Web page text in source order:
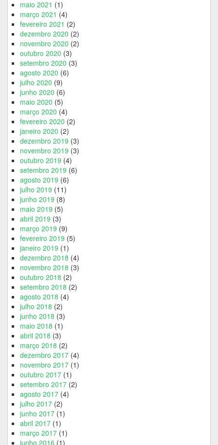
maio 2021 (1)
março 2021 (4)
fevereiro 2021 (2)
dezembro 2020 (2)
novembro 2020 (2)
outubro 2020 (3)
setembro 2020 (3)
agosto 2020 (6)
julho 2020 (9)
junho 2020 (6)
maio 2020 (5)
março 2020 (4)
fevereiro 2020 (2)
janeiro 2020 (2)
dezembro 2019 (3)
novembro 2019 (3)
outubro 2019 (4)
setembro 2019 (6)
agosto 2019 (6)
julho 2019 (11)
junho 2019 (8)
maio 2019 (5)
abril 2019 (3)
março 2019 (9)
fevereiro 2019 (5)
janeiro 2019 (1)
dezembro 2018 (4)
novembro 2018 (3)
outubro 2018 (2)
setembro 2018 (2)
agosto 2018 (4)
julho 2018 (2)
junho 2018 (3)
maio 2018 (1)
abril 2018 (3)
março 2018 (2)
dezembro 2017 (4)
novembro 2017 (1)
outubro 2017 (1)
setembro 2017 (2)
agosto 2017 (4)
julho 2017 (2)
junho 2017 (1)
abril 2017 (1)
março 2017 (1)
junho 2016 (1)